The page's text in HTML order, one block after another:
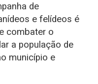
de
e felídeos é
combater o
a população de
município e